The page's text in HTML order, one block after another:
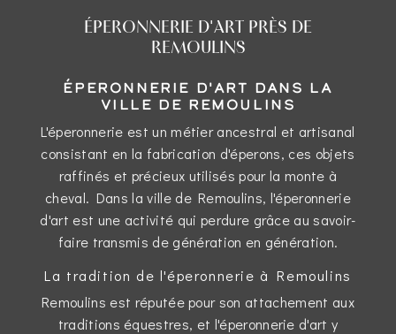
ÉPERONNERIE D'ART PRÈS DE
REMOULINS
ÉPERONNERIE D'ART DANS LA
VILLE DE REMOULINS
L'éperonnerie est un métier ancestral et artisanal
consistant en la fabrication d'éperons, ces objets
raffinés et précieux utilisés pour la monte à
cheval. Dans la ville de Remoulins, l'éperonnerie
d'art est une activité qui perdure grâce au savoir-
faire transmis de génération en génération.
La tradition de l'éperonnerie à Remoulins
Remoulins est réputée pour son attachement aux
traditions équestres, et l'éperonnerie d'art y